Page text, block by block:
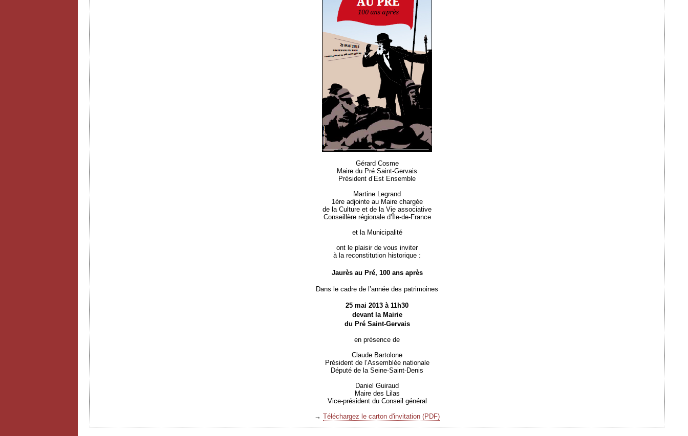
Gérard Cosme
Maire du Pré Saint-Gervais
Président d’Est Ensemble
Martine Legrand
1ère adjointe au Maire chargée
de la Culture et de la Vie associative
Conseillère régionale d’Île-de-France
et la Municipalité
ont le plaisir de vous inviter
à la reconstitution historique :
Jaurès au Pré, 100 ans après
Dans le cadre de l’année des patrimoines
25 mai 2013 à 11h30
devant la Mairie
du Pré Saint-Gervais
en présence de
Claude Bartolone
Président de l’Assemblée nationale
Député de la Seine-Saint-Denis
Daniel Guiraud
Maire des Lilas
Vice-président du Conseil général
→Téléchargez le carton d'invitation (PDF)